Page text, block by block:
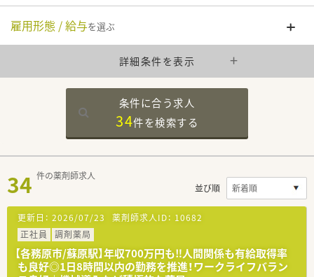
雇用形態 / 給与を選ぶ
詳細条件を表示
条件に合う求人
34件を検索する
34 件の薬剤師求人
並び順
更新日： 2026/07/23 薬剤師求人ID： 10682
正社員
調剤薬局
【各務原市/蘇原駅】年収700万円も‼人間関係も有給取得率
も良好◎1日8時間以内の勤務を推進！ワークライフバラン